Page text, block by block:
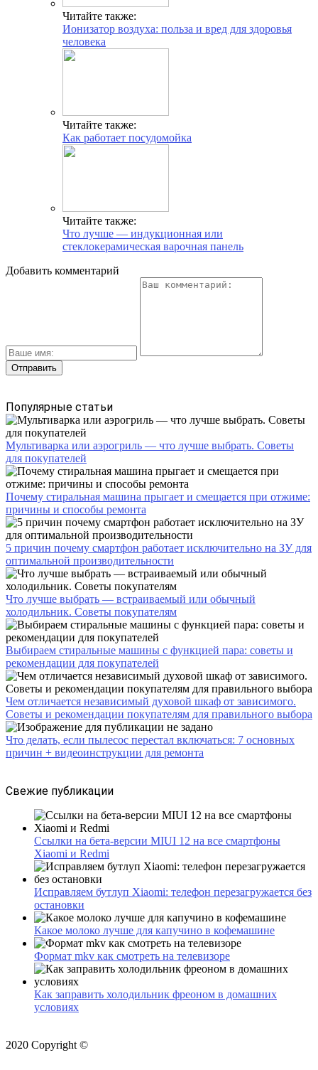
Читайте также:
Ионизатор воздуха: польза и вред для здоровья
человека
Читайте также:
Как работает посудомойка
Читайте также:
Что лучше — индукционная или
стеклокерамическая варочная панель
Добавить комментарий
Популярные статьи
Мультиварка или аэрогриль — что лучше выбрать. Советы
для покупателей
Почему стиральная машина прыгает и смещается при отжиме:
причины и способы ремонта
5 причин почему смартфон работает исключительно на ЗУ для
оптимальной производительности
Что лучше выбрать — встраиваемый или обычный
холодильник. Советы покупателям
Выбираем стиральные машины с функцией пара: советы и
рекомендации для покупателей
Чем отличается независимый духовой шкаф от зависимого.
Советы и рекомендации покупателям для правильного выбора
Что делать, если пылесос перестал включаться: 7 основных
причин + видеоинструкции для ремонта
Свежие публикации
Ссылки на бета-версии MIUI 12 на все смартфоны
Xiaomi и Redmi
Исправляем бутлуп Xiaomi: телефон перезагружается без
остановки
Какое молоко лучше для капучино в кофемашине
Формат mkv как смотреть на телевизоре
Как заправить холодильник фреоном в домашних
условиях
2020 Copyright ©